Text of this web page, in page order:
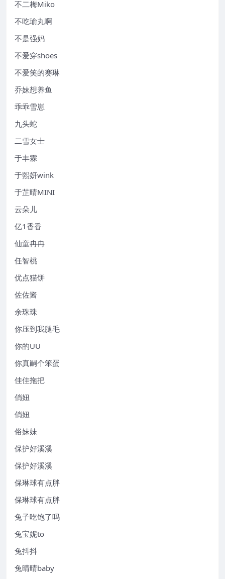
不二梅Miko
不吃瑜丸啊
不是强妈
不爱穿shoes
不爱笑的赛琳
乔妹想养鱼
乖乖雪崽
九头蛇
二雪女士
于丰霖
于熙妍wink
于芷晴MINI
云朵儿
亿1香香
仙童冉冉
任智桃
优点猫饼
佐佐酱
余珠珠
你压到我腿毛
你的UU
你真嗣个笨蛋
佳佳拖把
俏妞
俏妞
俗妹妹
保护好溪溪
保护好溪溪
保琳球有点胖
保琳球有点胖
兔子吃饱了吗
兔宝妮to
兔抖抖
兔晴晴baby